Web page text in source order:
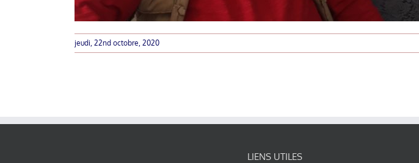
jeudi, 22nd octobre, 2020
LIENS UTILES